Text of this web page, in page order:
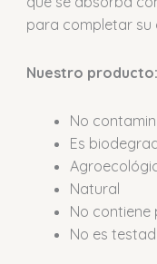
para completar su
Nuestro producto:
No
Es
Natural
No contiene
No es